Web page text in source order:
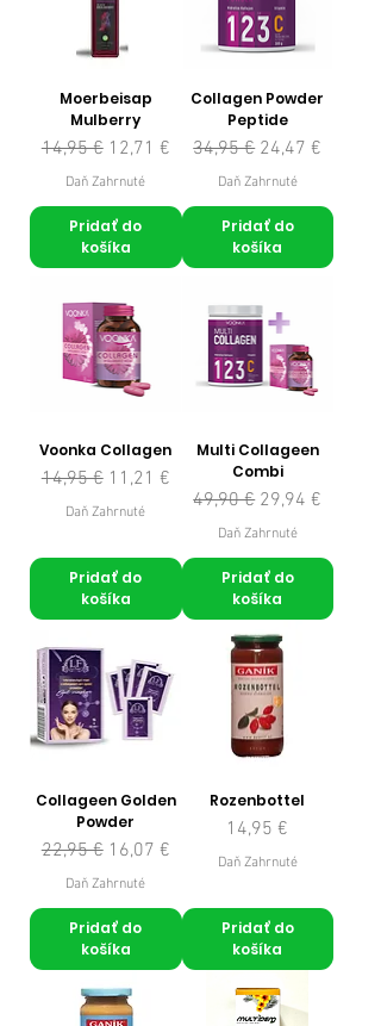
Moerbeisap
Mulberry
Normálna cena
14,95 € Zľavnená cena
12,71 €
Daň Zahrnuté
Pridať do
košíka
Collagen Powder
Peptide
Normálna cena
34,95 € Zľavnená cena
24,47 €
Daň Zahrnuté
Pridať do
košíka
Voonka Collagen
Normálna cena
14,95 € Zľavnená cena
11,21 €
Daň Zahrnuté
Pridať do
košíka
Multi Collageen
Combi
Normálna cena
49,90 € Zľavnená cena
29,94 €
Daň Zahrnuté
Pridať do
košíka
Collageen Golden
Powder
Normálna cena
22,95 € Zľavnená cena
16,07 €
Daň Zahrnuté
Pridať do
košíka
Rozenbottel
Cena
14,95 €
Daň Zahrnuté
Pridať do
košíka